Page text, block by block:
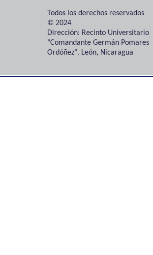
Todos los derechos reservados
© 2024
Dirección: Recinto Universitario
"Comandante Germán Pomares
Ordóñez". León, Nicaragua